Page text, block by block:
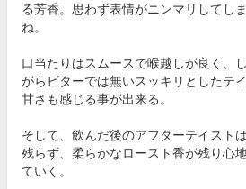
る芳香。思わず表情がニンマリしてし
ね。
口当たりはスムースで喉越しが良く、
がらビターでは無いスッキリとしたテ
甘さも感じる事が出来る。
そして、飲んだ後のアフターテイスト
残らず、柔らかなロースト香が残り心
ていく。